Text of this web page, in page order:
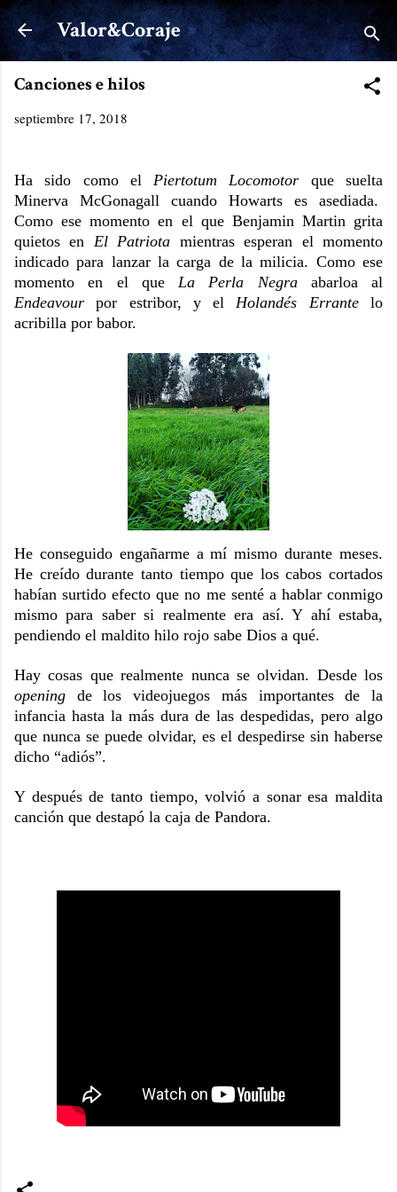
Ir al contenido principal
Valor&Coraje
Canciones e hilos
septiembre 17, 2018
Ha sido como el Piertotum Locomotor que suelta
Minerva McGonagall cuando Howarts es asediada.
Como ese momento en el que Benjamin Martin grita
quietos en El Patriota mientras esperan el momento
indicado para lanzar la carga de la milicia. Como ese
momento en el que La Perla Negraabarloa al
Endeavour por estribor, y el Holandés Errantelo
acribilla por babor.
He conseguido engañarme a mí mismo durante meses.
He creído durante tanto tiempo que los cabos cortados
habían surtido efecto que no me senté a hablar conmigo
mismo para saber si realmente era así. Y ahí estaba,
pendiendo el maldito hilo rojo sabe Dios a qué.
Hay cosas que realmente nunca se olvidan. Desde los
opening de los videojuegos más importantes de la
infancia hasta la más dura de las despedidas, pero algo
que nunca se puede olvidar, es el despedirse sin haberse
dicho “adiós”.
Y después de tanto tiempo, volvió a sonar esa maldita
canción que destapó la caja de Pandora.